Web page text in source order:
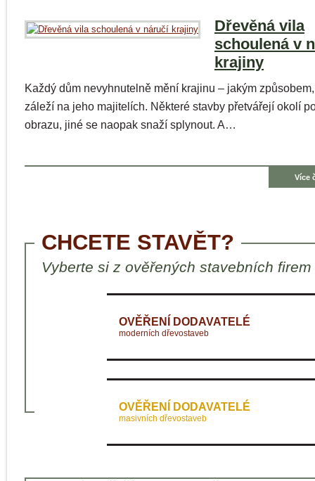
Dřevěná vila
schoulená v
krajiny
Každý dům nevyhnutelně mění krajinu – jakým
záleží na jeho majitelích. Některé stavby přetvářejí okolí
obrazu, jiné se naopak snaží splynout. A…
Více
CHCETE STAVĚT?
Vyberte si z ověřených stavebních firem
OVĚŘENÍ DODAVATELÉ
moderních dřevostaveb
OVĚŘENÍ DODAVATELÉ
masivních dřevostaveb